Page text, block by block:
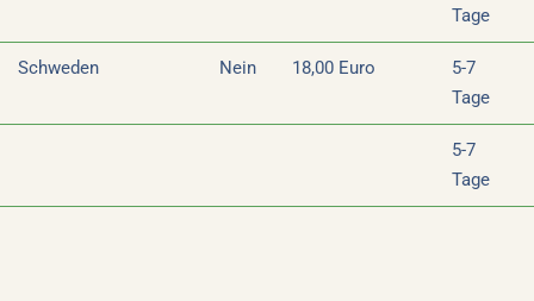
Tage
Schweden Nein 18,00 Euro
5-7
Tage
5-7
Tage